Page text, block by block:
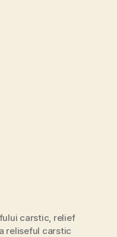
carstic relief
reliseful carstic